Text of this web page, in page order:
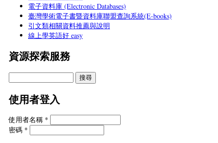
電子資料庫 (Electronic Databases)
臺灣學術電子書暨資料庫聯盟查詢系統(E-books)
引文類相關資料推薦與說明
線上學英語好 easy
資源探索服務
使用者登入
使用者名稱 *
密碼 *